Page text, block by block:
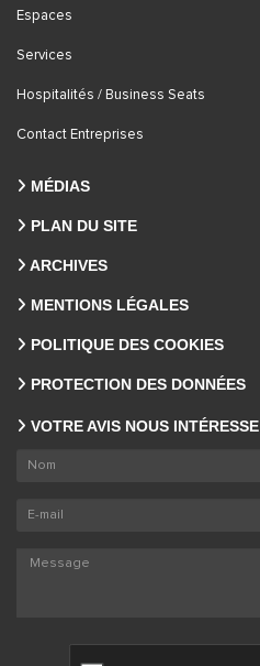
Espaces
Services
Hospitalités / Business Seats
Contact Entreprises
MÉDIAS
PLAN DU SITE
ARCHIVES
MENTIONS LÉGALES
POLITIQUE DES COOKIES
PROTECTION DES DONNÉES
VOTRE AVIS NOUS INTÉRESSE